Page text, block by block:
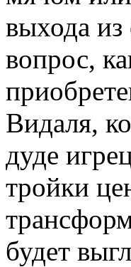
выхода из
вопрос,
Видаля,
дуде
тройки
будет